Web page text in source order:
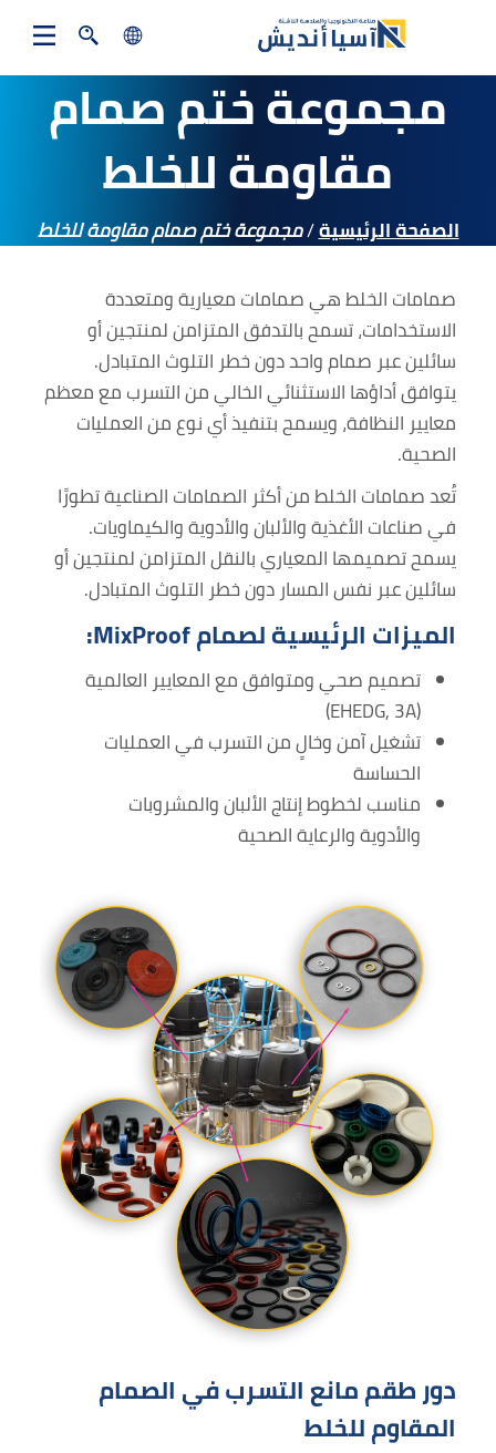
العربية
فارسی
English
search
مجموعة ختم صمام
مقاومة للخلط
الصفحة الرئيسية/مجموعة ختم صمام مقاومة للخلط
صمامات الخلط هي صمامات معيارية ومتعددة
الاستخدامات، تسمح بالتدفق المتزامن لمنتجين أو
سائلين عبر صمام واحد دون خطر التلوث المتبادل.
يتوافق أداؤها الاستثنائي الخالي من التسرب مع معظم
معايير النظافة، ويسمح بتنفيذ أي نوع من العمليات
الصحية.
تُعد صمامات الخلط من أكثر الصمامات الصناعية تطورًا
في صناعات الأغذية والألبان والأدوية والكيماويات.
يسمح تصميمها المعياري بالنقل المتزامن لمنتجين أو
سائلين عبر نفس المسار دون خطر التلوث المتبادل.
الميزات الرئيسية لصمام MixProof:
تصميم صحي ومتوافق مع المعايير العالمية
(EHEDG, 3A)
تشغيل آمن وخالٍ من التسرب في العمليات
الحساسة
مناسب لخطوط إنتاج الألبان والمشروبات
والأدوية والرعاية الصحية
دور طقم مانع التسرب في الصمام
المقاوم للخلط